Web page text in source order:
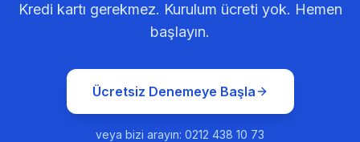
Kredi kartı gerekmez. Kurulum ücreti yok. Hemen
başlayın.
Ücretsiz Denemeye Başla
veya bizi arayın: 0212 438 10 73